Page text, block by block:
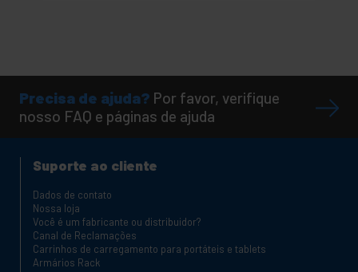
Precisa de ajuda? Por favor, verifique
nosso FAQ e páginas de ajuda
Suporte ao cliente
Dados de contato
Nossa loja
Você é um fabricante ou distribuidor?
Canal de Reclamações
Carrinhos de carregamento para portáteis e tablets
Armários Rack